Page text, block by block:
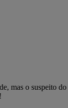
mas o suspeito